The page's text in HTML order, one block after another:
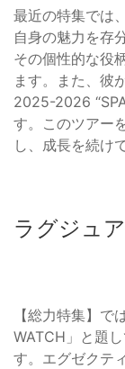
最近の特集では
自身の魅力を存
その個性的な役
ます。また、彼
2025-2026
す。このツアー
し、成長を続け
ラグジュ
【総力特集】で
WATCH」と題
す。エグゼクテ